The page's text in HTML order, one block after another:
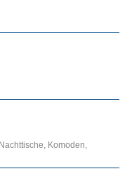
gefüllt waren. Auch
von Gänsen
Velourskönnen über
Komoden,